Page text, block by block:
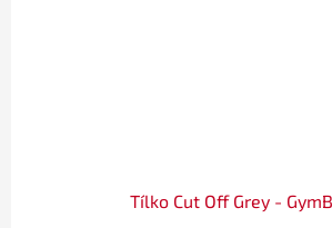
Tílko Cut Off Grey -